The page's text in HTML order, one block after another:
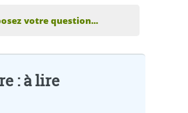
votre question...
: à lire